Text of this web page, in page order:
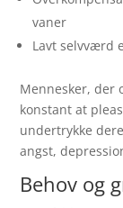
vaner
Lavt selvværd
Mennesker, der
konstant at
undertrykke
angst,
Behov og